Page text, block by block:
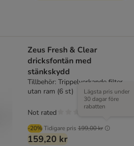
Zeus Fresh & Clear
dricksfontän med
stänkskydd
Tillbehör: Trippelverkande filter
utan ram (6 st)
-20%Tidigare pris 199,00 kr
Lägsta pris under
30 dagar före
rabatten
159,20 kr
Not rated